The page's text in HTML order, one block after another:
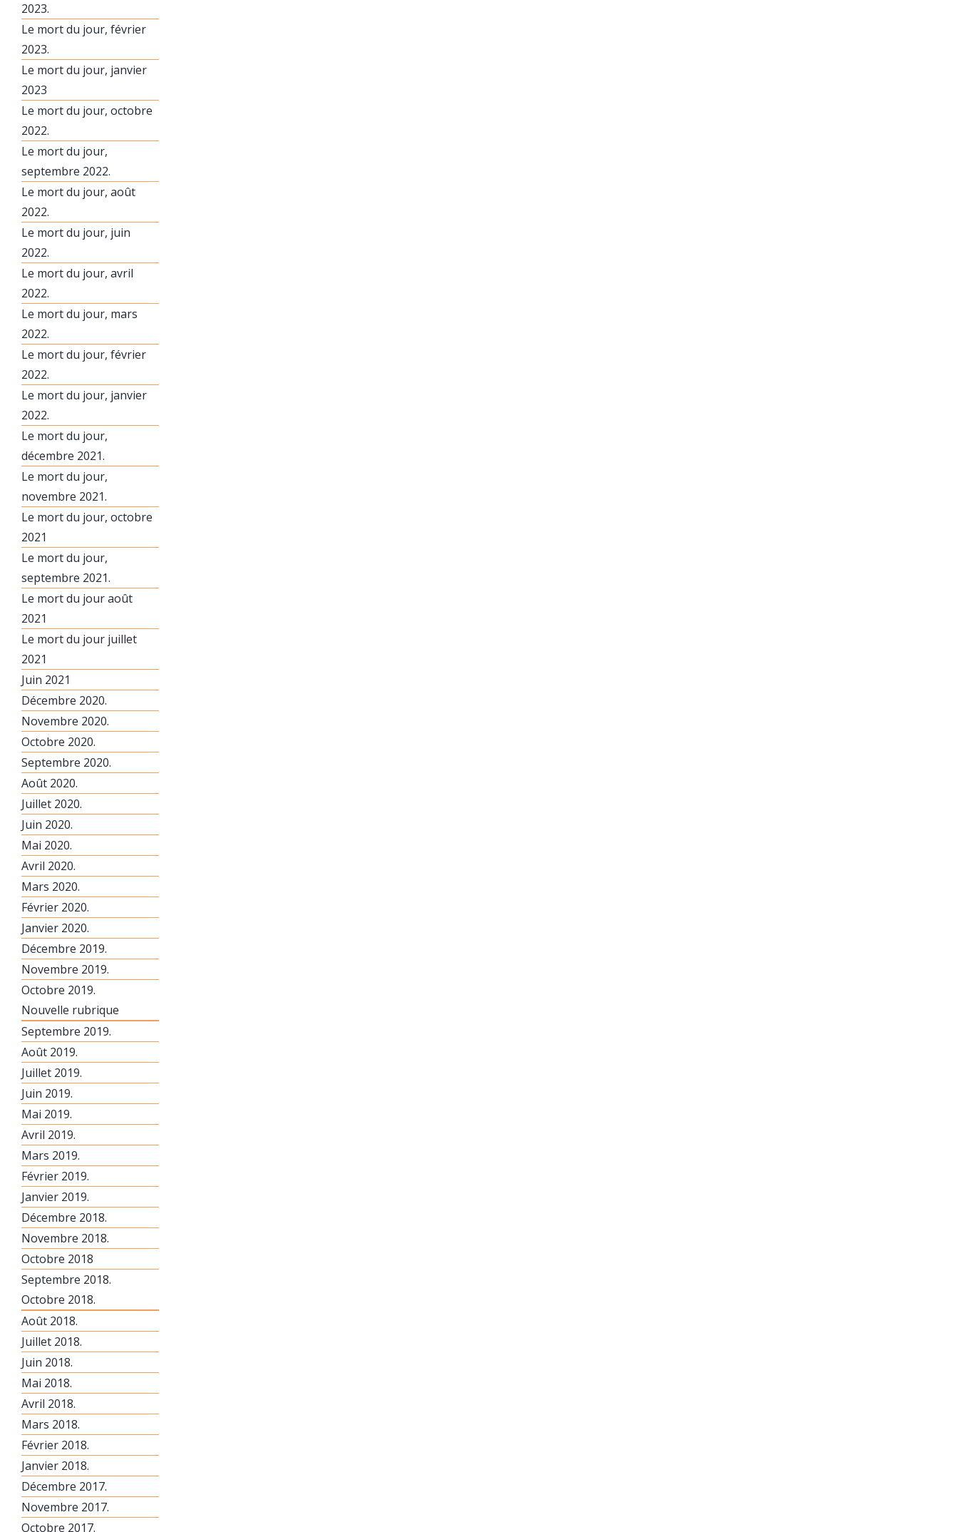
2023.
Le mort du jour, février
2023.
Le mort du jour, janvier
2023
Le mort du jour, octobre
2022.
Le mort du jour,
septembre 2022.
Le mort du jour, août
2022.
Le mort du jour, juin
2022.
Le mort du jour, avril
2022.
Le mort du jour, mars
2022.
Le mort du jour, février
2022.
Le mort du jour, janvier
2022.
Le mort du jour,
décembre 2021.
Le mort du jour,
novembre 2021.
Le mort du jour, octobre
2021
Le mort du jour,
septembre 2021.
Le mort du jour août
2021
Le mort du jour juillet
2021
Juin 2021
Décembre 2020.
Novembre 2020.
Octobre 2020.
Septembre 2020.
Août 2020.
Juillet 2020.
Juin 2020.
Mai 2020.
Avril 2020.
Mars 2020.
Février 2020.
Janvier 2020.
Décembre 2019.
Novembre 2019.
Octobre 2019.
Nouvelle rubrique
Septembre 2019.
Août 2019.
Juillet 2019.
Juin 2019.
Mai 2019.
Avril 2019.
Mars 2019.
Février 2019.
Janvier 2019.
Décembre 2018.
Novembre 2018.
Octobre 2018
Septembre 2018.
Octobre 2018.
Août 2018.
Juillet 2018.
Juin 2018.
Mai 2018.
Avril 2018.
Mars 2018.
Février 2018.
Janvier 2018.
Décembre 2017.
Novembre 2017.
Octobre 2017.